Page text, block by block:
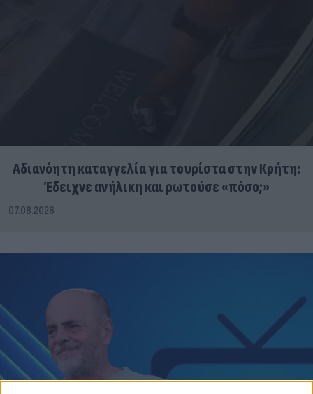
Αδιανόητη καταγγελία για τουρίστα στην Κρήτη:
Έδειχνε ανήλικη και ρωτούσε «πόσο;»
07.08.2026